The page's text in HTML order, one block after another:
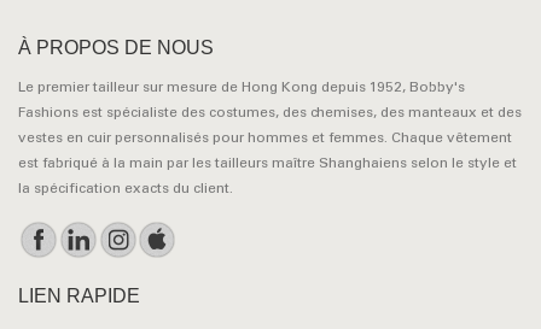
À PROPOS DE NOUS
Le premier tailleur sur mesure de Hong Kong depuis 1952, Bobby's
Fashions est spécialiste des costumes, des chemises, des manteaux et des
vestes en cuir personnalisés pour hommes et femmes. Chaque vêtement
est fabriqué à la main par les tailleurs maître Shanghaiens selon le style et
la spécification exacts du client.
LIEN RAPIDE